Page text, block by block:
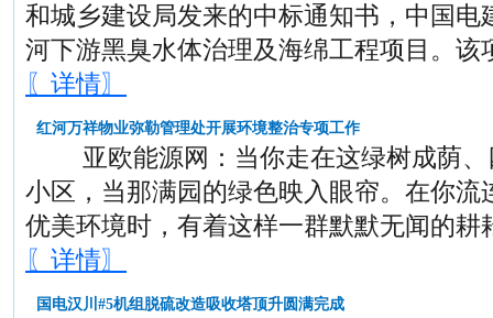
和城乡建设局发来的中标通知书，中国电
河下游黑臭水体治理及海绵工程项目。该
〖详情〗
红河万祥物业弥勒管理处开展环境整治专项工作
亚欧能源网：当你走在这绿树成荫、
小区，当那满园的绿色映入眼帘。在你流
优美环境时，有着这样一群默默无闻的耕
〖详情〗
国电汉川#5机组脱硫改造吸收塔顶升圆满完成